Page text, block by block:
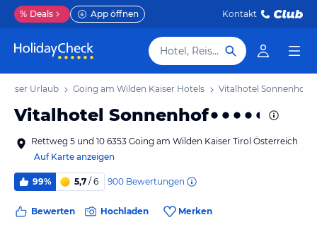
% Deals App öffnen Kontakt
Hotel, Reiseziel
Urlaub Going am Wilden Kaiser Hotels Vitalhotel Sonnenhof
Vitalhotel Sonnenhof
Rettweg 5 und 10 6353 Going am Wilden Kaiser Tirol Österreich
Auf Karte anzeigen
99% 5,7 / 6 900 Bewertungen
Bewerten Hochladen Merken